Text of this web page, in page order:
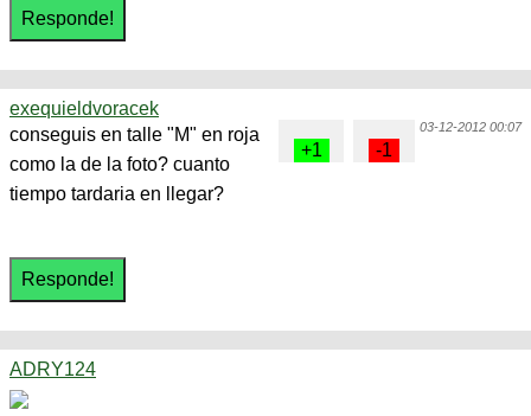
exequieldvoracek
03-12-2012 00:07
conseguis en talle "M" en roja
como la de la foto? cuanto
tiempo tardaria en llegar?
ADRY124